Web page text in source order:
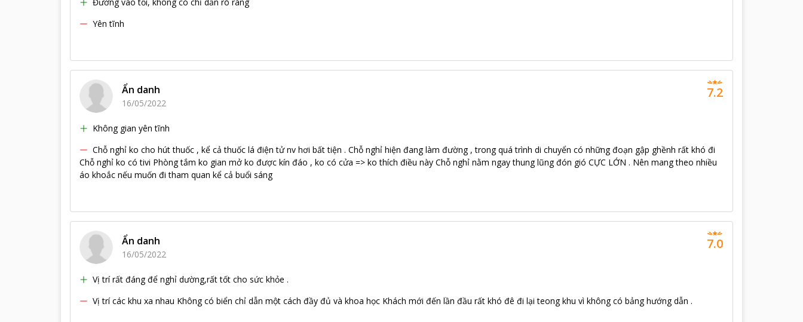
Thực đơn của nhà hàng cũng khá đa dạng từ những món đặc sản khu vực, món Việt - Âu được chế biến và trang trí tỉ mỉ, tinh tế.
Yên tĩnh
Ẩn danh
16/05/2022
Không gian yên tĩnh
Chỗ nghỉ ko cho hút thuốc , kể cả thuốc lá điện tử nv hơi bất tiện . Chỗ nghỉ hiện đang làm đường , trong quá trình di chuyển có những đoạn gập ghềnh rất khó đi
Chỗ nghỉ ko có tivi Phòng tắm ko gian mở ko được kín đáo , ko có cửa => ko thích điều này Chỗ nghỉ nằm ngay thung lũng đón gió CỰC LỚN . Nên mang theo nhiều
áo khoắc nếu muốn đi tham quan kể cả buổi sáng
7.2
Ẩn danh
16/05/2022
Vị trí rất đáng để nghỉ dường,rất tốt cho sức khỏe .
Vị trí các khu xa nhau Không có biển chỉ dẫn một cách đầy đủ và khoa học Khách mới đến lần đầu rất khó đê đi lại teong khu vì không có bảng hướng dẫn .
7.0